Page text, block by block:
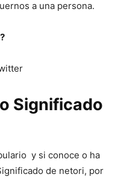
a una persona.
Significado
y si conoce o ha
de netori, por